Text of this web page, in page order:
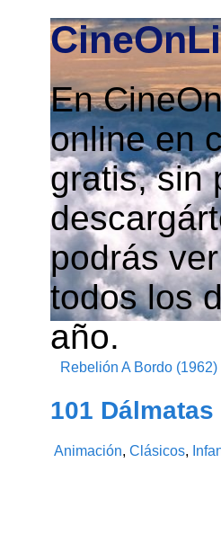
En
online en
gratis, sin
podrás
todos los
año.
Rebelión A Bordo (1962)
101 Dálmatas
Animación,Clásicos,